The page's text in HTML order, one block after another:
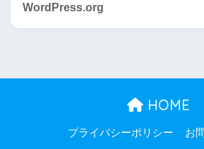
WordPress.org
HOME
プライバシーポリシー お